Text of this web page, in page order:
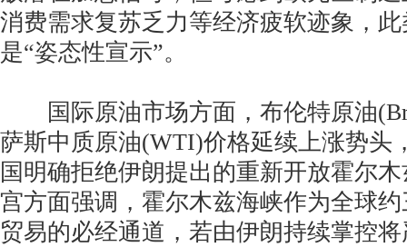
消费需求复苏乏力等经济疲软迹象，
是“姿态性宣示”。
国际原油市场方面，布伦特原油
萨斯中质原油(WTI)价格延续上涨势头
国明确拒绝伊朗提出的重新开放霍尔
宫方面强调，霍尔木兹海峡作为全球
贸易的必经通道，若由伊朗持续掌控